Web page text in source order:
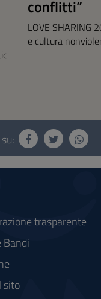
conflitti”
LOVE SHARING
e cultura
trasparente
Bandi
sito